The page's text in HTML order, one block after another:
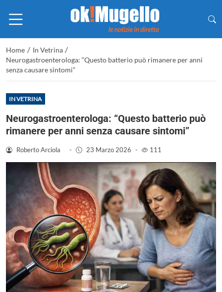
Home / In Vetrina /
Neurogastroenterologa: “Questo batterio può rimanere per anni
senza causare sintomi”
IN VETRINA
Neurogastroenterologa: “Questo batterio può
rimanere per anni senza causare sintomi”
Roberto Arciola - 23 Marzo 2026 - 111